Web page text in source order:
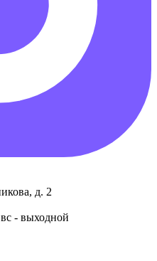
д. 2
- выходной